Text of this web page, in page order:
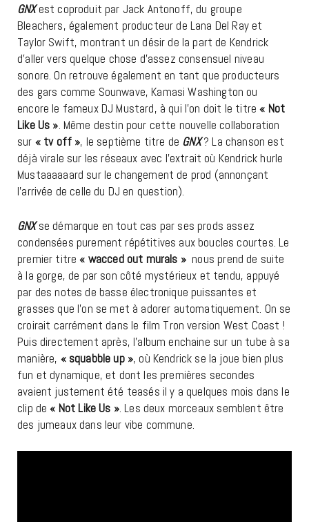
GNXest coproduit par Jack Antonoff, du groupe
Bleachers, également producteur de Lana Del Ray et
Taylor Swift, montrant un désir de la part de Kendrick
d’aller vers quelque chose d’assez consensuel niveau
sonore. On retrouve également en tant que producteurs
des gars comme Sounwave, Kamasi Washington ou
encore le fameux DJ Mustard, à qui l’on doit le titre« Not
Like Us ». Même destin pour cette nouvelle collaboration
sur « tv off », le septième titre de GNX? La chanson est
déjà virale sur les réseaux avec l’extrait où Kendrick hurle
Mustaaaaaard sur le changement de prod (annonçant
l’arrivée de celle du DJ en question).
GNXse démarque en tout cas par ses prods assez
condensées purement répétitives aux boucles courtes. Le
premier titre« wacced out murals » nous prend de suite
à la gorge, de par son côté mystérieux et tendu, appuyé
par des notes de basse électronique puissantes et
grasses que l’on se met à adorer automatiquement. On se
croirait carrément dans le film Tron version West Coast !
Puis directement après, l’album enchaine sur un tube à sa
manière, « squabble up », où Kendrick se la joue bien plus
fun et dynamique, et dont les premières secondes
avaient justement été teasés il y a quelques mois dans le
clip de« Not Like Us ». Les deux morceaux semblent être
des jumeaux dans leur vibe commune.